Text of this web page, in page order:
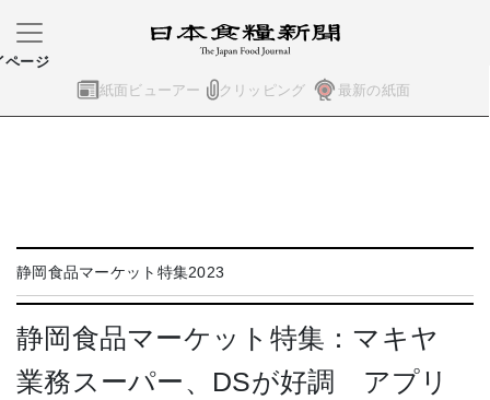
紙面ビューアー クリッピング 最新の紙面
ページ
静岡食品マーケット特集2023
静岡食品マーケット特集：マキヤ
業務スーパー、DSが好調 アプリ